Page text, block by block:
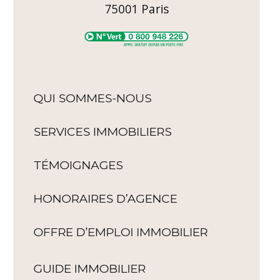
75001 Paris
QUI SOMMES-NOUS
SERVICES IMMOBILIERS
TÉMOIGNAGES
HONORAIRES D’AGENCE
OFFRE D’EMPLOI IMMOBILIER
GUIDE IMMOBILIER